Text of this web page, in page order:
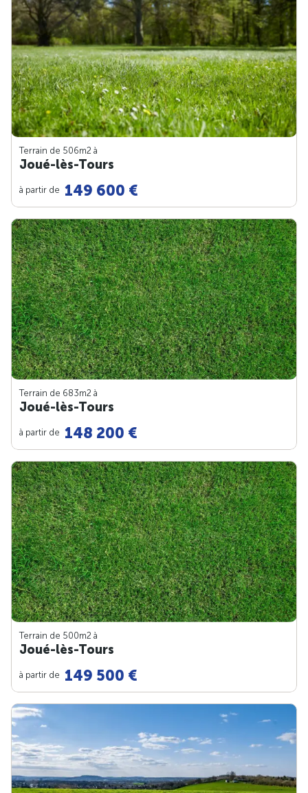
Terrain de 506m2 à
Joué-lès-Tours
à partir de 149 600 €
Terrain de 683m2 à
Joué-lès-Tours
à partir de 148 200 €
Terrain de 500m2 à
Joué-lès-Tours
à partir de 149 500 €